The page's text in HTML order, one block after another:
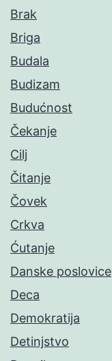
Brak
Briga
Budala
Budizam
Budućnost
Čekanje
Cilj
Čitanje
Čovek
Crkva
Ćutanje
Danske poslovice
Deca
Demokratija
Detinjstvo